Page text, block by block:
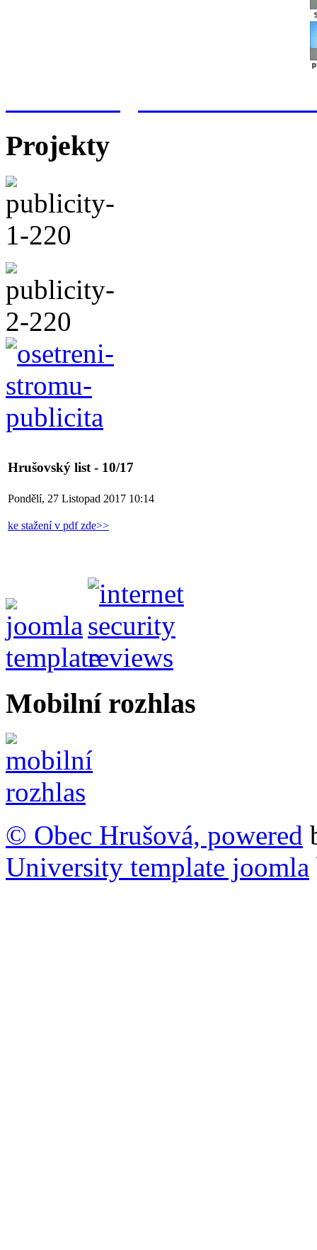
Projekty
Hrušovský list - 10/17
Pondělí, 27 Listopad 2017 10:14
ke stažení v pdf zde>>
Mobilní rozhlas
© Obec Hrušová, powered
University template joomla